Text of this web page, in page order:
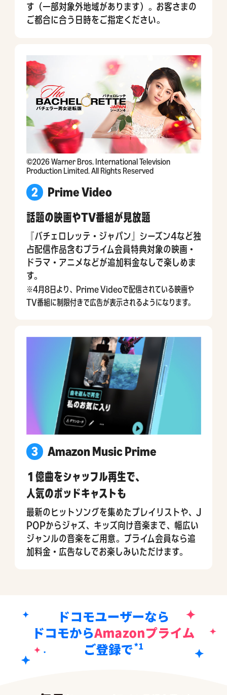
す（一部対象外地域があります）。お客さまの
ご都合に合う日時をご指定ください。
©2026 Warner Bros. International Television
Production Limited. All Rights Reserved
2 Prime Video
話題の映画やTV番組が見放題
『バチェロレッテ・ジャパン』シーズン4など独
占配信作品含むプライム会員特典対象の映画・
ドラマ・アニメなどが追加料金なしで楽しめま
す。
※4月8日より、Prime Videoで配信されている映画や
TV番組に制限付きで広告が表示されるようになります。
3 Amazon Music Prime
１億曲をシャッフル再生で、
人気のポッドキャストも
最新のヒットソングを集めたプレイリストや、J
POPからジャズ、キッズ向け音楽まで、幅広い
ジャンルの音楽をご用意。プライム会員なら追
加料金・広告なしでお楽しみいただけます。